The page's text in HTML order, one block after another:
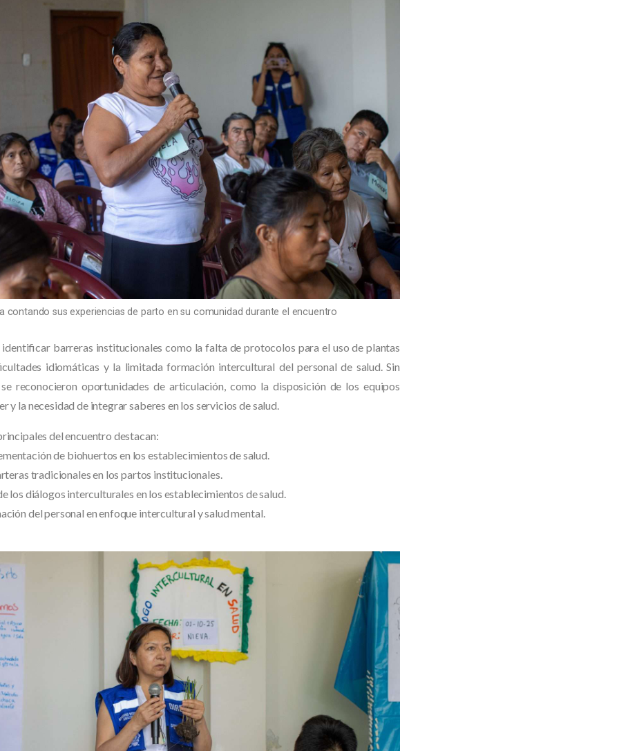
contando sus experiencias de parto en su comunidad durante el encuentro
barreras institucionales como la falta de protocolos para el uso de plantas
idiomáticas y la limitada formación intercultural del personal de salud. Sin
reconocieron oportunidades de articulación, como la disposición de los equipos
y la necesidad de integrar saberes en los servicios de salud.
del encuentro destacan:
de biohuertos en los establecimientos de salud.
tradicionales en los partos institucionales.
los diálogos interculturales en los establecimientos de salud.
del personal en enfoque intercultural y salud mental.